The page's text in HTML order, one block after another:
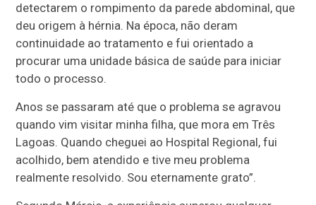
detectarem o rompimento da parede abdominal, que
deu origem à hérnia. Na época, não deram
continuidade ao tratamento e fui orientado a
procurar uma unidade básica de saúde para iniciar
todo o processo.
Anos se passaram até que o problema se agravou
quando vim visitar minha filha, que mora em Três
Lagoas. Quando cheguei ao Hospital Regional, fui
acolhido, bem atendido e tive meu problema
realmente resolvido. Sou eternamente grato”.